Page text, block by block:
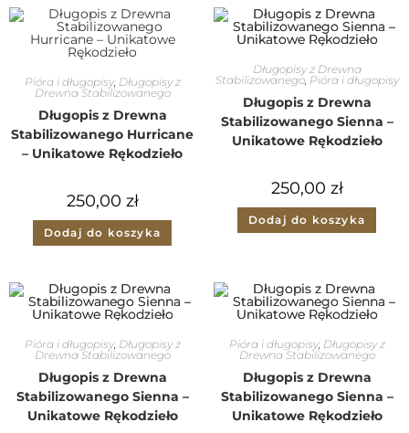
Pióra i długopisy, Długopisy z
Drewna Stabilizowanego
Długopis z Drewna
Stabilizowanego Hurricane
– Unikatowe Rękodzieło
250,00 zł
Dodaj do koszyka
Długopisy z Drewna
Stabilizowanego, Pióra i długopisy
Długopis z Drewna
Stabilizowanego Sienna –
Unikatowe Rękodzieło
250,00 zł
Dodaj do koszyka
Pióra i długopisy, Długopisy z
Drewna Stabilizowanego
Długopis z Drewna
Stabilizowanego Sienna –
Unikatowe Rękodzieło
Pióra i długopisy, Długopisy z
Drewna Stabilizowanego
Długopis z Drewna
Stabilizowanego Sienna –
Unikatowe Rękodzieło